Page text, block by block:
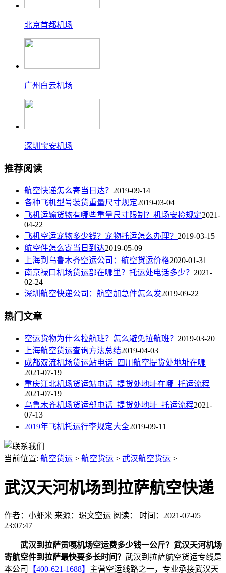
北京首都机场
广州白云机场
深圳宝安机场
推荐阅读
航空快递怎么寄当日达？ 2019-09-14
各种飞机型号装货重量尺寸规定2019-03-04
飞机运输货物有哪些重量尺寸限制？机场安检规定2021-
04-22
飞机空运宠物多少钱？宠物托运怎么办理？ 2019-03-15
航空件怎么寄当日到达2019-05-09
上海到乌鲁木齐空运公司：航空货运价格2020-01-31
南京禄口机场货运部在哪里？托运处电话多少？ 2021-
02-24
深圳航空快递公司：航空加急件怎么发2019-09-22
热门文章
空运货物为什么拉航班？怎么避免拉航班？ 2019-03-20
上海航空货运查询方法总结2019-04-03
成都双流机场货运站电话_四川航空提货处地址在哪
2021-07-19
重庆江北机场货运站电话_提货处地址在哪_托运流程
2021-07-19
乌鲁木齐机场货运部电话_提货处地址_托运流程2021-
07-13
2019年飞机托运行李规定大全2019-09-11
当前位置: 航空货运 > 航空货运 > 武汉航空货运 >
武汉天河机场到拉萨航空快递
作者：小虾米 来源：璟文空运 阅读：
时间：2021-07-05
23:07:47
武汉到拉萨贡嘎机场空运费多少钱一公斤？武汉天河机场
寄航空件到拉萨最快要多长时间？ 武汉到拉萨航空货运专线是
本公司
【400-621-1688】 主营空运线路之一，专业承接武汉天